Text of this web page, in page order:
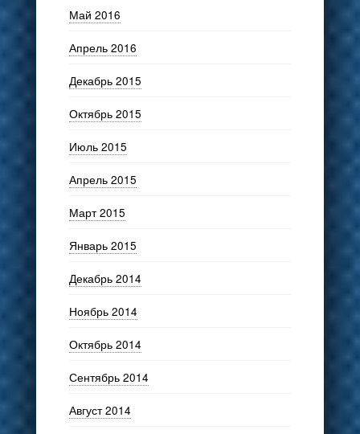
Май 2016
Апрель 2016
Декабрь 2015
Октябрь 2015
Июль 2015
Апрель 2015
Март 2015
Январь 2015
Декабрь 2014
Ноябрь 2014
Октябрь 2014
Сентябрь 2014
Август 2014